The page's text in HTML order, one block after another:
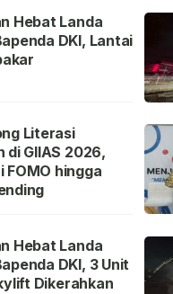
Hebat Landa
DKI, Lantai
Literasi
di GIIAS 2026,
FOMO hingga
Hebat Landa
DKI, 3 Unit
Dikerahkan